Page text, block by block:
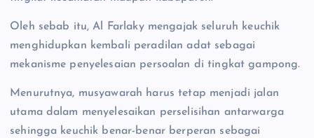
Oleh sebab itu, Al Farlaky mengajak seluruh keuchik
menghidupkan kembali peradilan adat sebagai
mekanisme penyelesaian persoalan di tingkat gampong.
Menurutnya, musyawarah harus tetap menjadi jalan
utama dalam menyelesaikan perselisihan antarwarga
sehingga keuchik benar-benar berperan sebagai